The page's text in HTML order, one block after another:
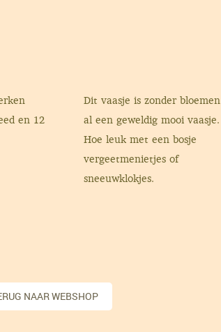
en 12
Dit vaasje is zonder bloemen
al een geweldig mooi vaasje.
Hoe leuk met een bosje
vergeetmenietjes of
sneeuwklokjes.
NAAR WEBSHOP